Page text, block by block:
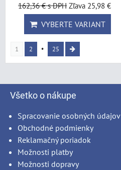
162,36 €s DPH Zľava 25,98 €
VYBERTE VARIANT
1 2 25
Všetko o nákupe
Spracovanie osobných údajov
Obchodné podmienky
Reklamačný poriadok
Možnosti platby
Možnosti dopravy